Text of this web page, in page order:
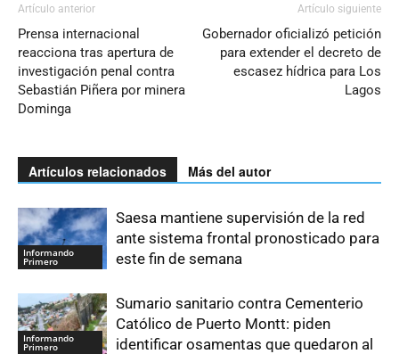
Artículo anterior
Prensa internacional
reacciona tras apertura de
investigación penal contra
Sebastián Piñera por minera
Dominga
Artículo siguiente
Gobernador oficializó petición
para extender el decreto de
escasez hídrica para Los
Lagos
Artículos relacionados Más del autor
Informando
Primero
Saesa mantiene supervisión de la red
ante sistema frontal pronosticado para
este fin de semana
Informando
Primero
Sumario sanitario contra Cementerio
Católico de Puerto Montt: piden
identificar osamentas que quedaron al